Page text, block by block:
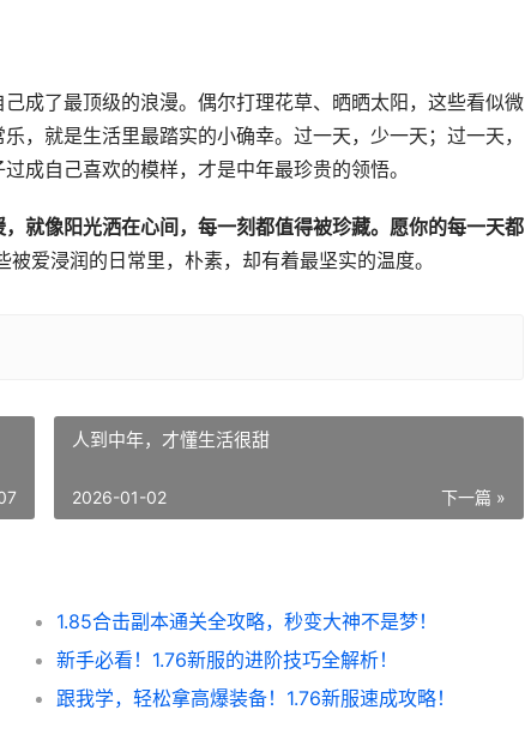
成了最顶级的浪漫。偶尔打理花草、晒晒太阳，这些看似微
，就是生活里最踏实的小确幸。过一天，少一天；过一天，
自己喜欢的模样，才是中年最珍贵的领悟。
，就像阳光洒在心间，每一刻都值得被珍藏。愿你的每一天都
爱浸润的日常里，朴素，却有着最坚实的温度。
人到中年，才懂生活很甜
下一篇 »
2026-01-02
1.85合击副本通关全攻略，秒变大神不是梦！
新手必看！1.76新服的进阶技巧全解析！
跟我学，轻松拿高爆装备！1.76新服速成攻略！